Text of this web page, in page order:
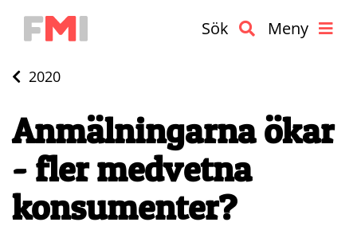
Sök Meny
2020
Anmälningarna ökar
- fler medvetna
konsumenter?